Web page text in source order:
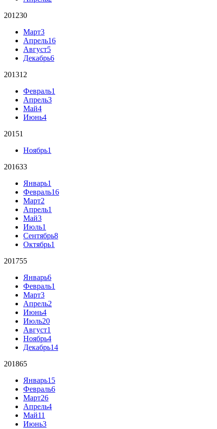
201230
Март3
Апрель16
Август5
Декабрь6
201312
Февраль1
Апрель3
Май4
Июнь4
20151
Ноябрь1
201633
Январь1
Февраль16
Март2
Апрель1
Май3
Июль1
Сентябрь8
Октябрь1
201755
Январь6
Февраль1
Март3
Апрель2
Июнь4
Июль20
Август1
Ноябрь4
Декабрь14
201865
Январь15
Февраль6
Март26
Апрель4
Май11
Июнь3